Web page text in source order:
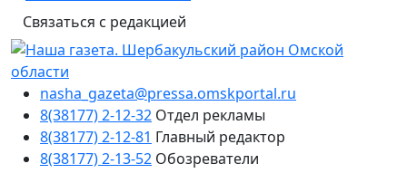
Связаться с редакцией
nasha_gazeta@pressa.omskportal.ru
8(38177) 2-12-32 Отдел рекламы
8(38177) 2-12-81 Главный редактор
8(38177) 2-13-52 Обозреватели